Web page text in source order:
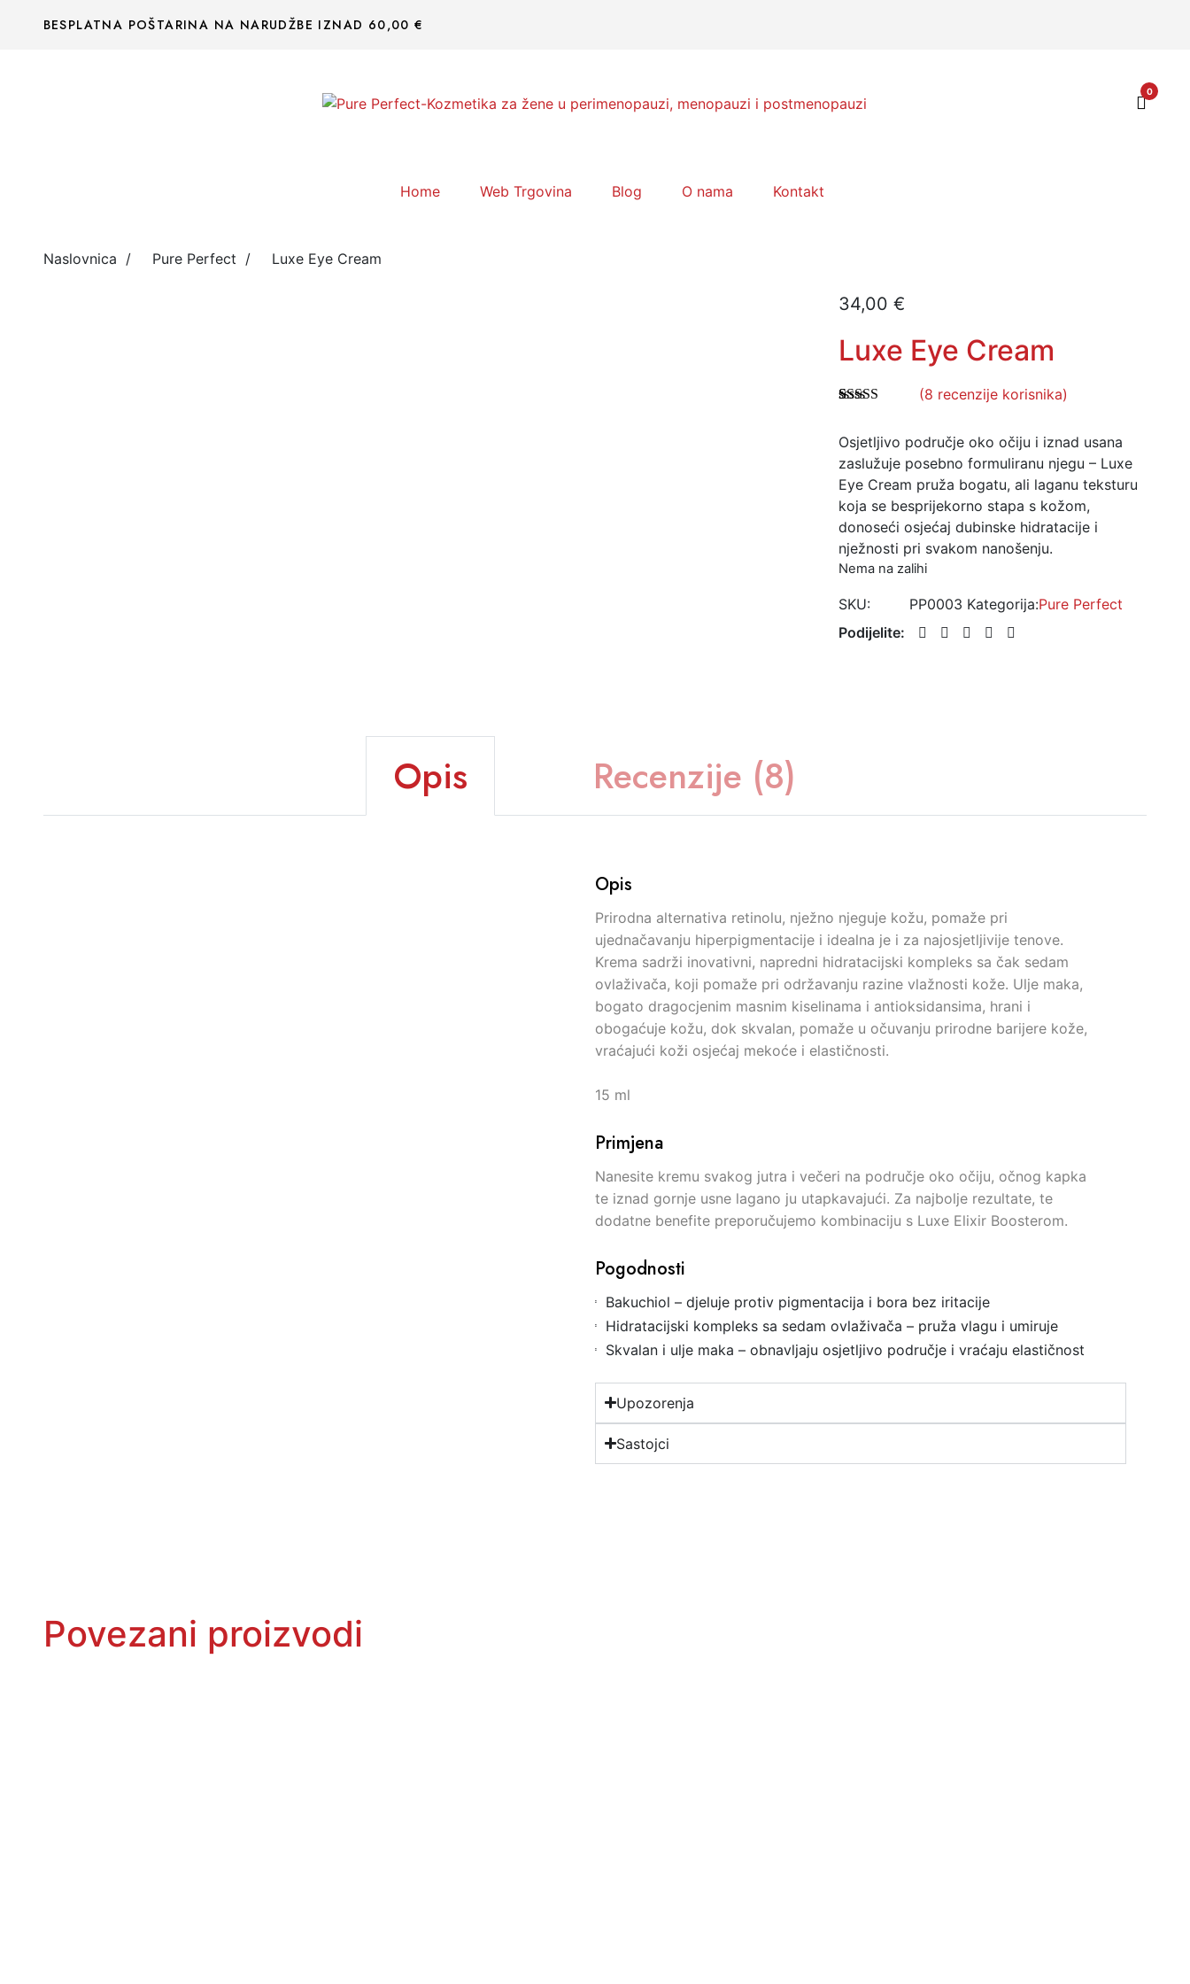
BESPLATNA POŠTARINA NA NARUDŽBE IZNAD 60,00 €
0
Home Web Trgovina Blog O nama Kontakt
Naslovnica / Pure Perfect / Luxe Eye Cream
34,00€
Luxe Eye Cream
od ukupno 5
(korisnika)
(8 recenzije korisnika)
Osjetljivo područje oko očiju i iznad usana
zaslužuje posebno formuliranu njegu – Luxe
Eye Cream pruža bogatu, ali laganu teksturu
koja se besprijekorno stapa s kožom,
donoseći osjećaj dubinske hidratacije i
nježnosti pri svakom nanošenju.
Nema na zalihi
SKU: PP0003 Kategorija:Pure Perfect
Podijelite:
Opis Recenzije (8)
Opis
Prirodna alternativa retinolu, nježno njeguje kožu, pomaže pri
ujednačavanju hiperpigmentacije i idealna je i za najosjetljivije tenove.
Krema sadrži inovativni, napredni hidratacijski kompleks sa čak sedam
ovlaživača, koji pomaže pri održavanju razine vlažnosti kože. Ulje maka,
bogato dragocjenim masnim kiselinama i antioksidansima, hrani i
obogaćuje kožu, dok skvalan, pomaže u očuvanju prirodne barijere kože,
vraćajući koži osjećaj mekoće i elastičnosti.
15 ml
Primjena
Nanesite kremu svakog jutra i večeri na područje oko očiju, očnog kapka
te iznad gornje usne lagano ju utapkavajući. Za najbolje rezultate, te
dodatne benefite preporučujemo kombinaciju s Luxe Elixir Boosterom.
Pogodnosti
Bakuchiol – djeluje protiv pigmentacija i bora bez iritacije
Hidratacijski kompleks sa sedam ovlaživača – pruža vlagu i umiruje
Skvalan i ulje maka – obnavljaju osjetljivo područje i vraćaju elastičnost
Upozorenja
Sastojci
Povezani proizvodi